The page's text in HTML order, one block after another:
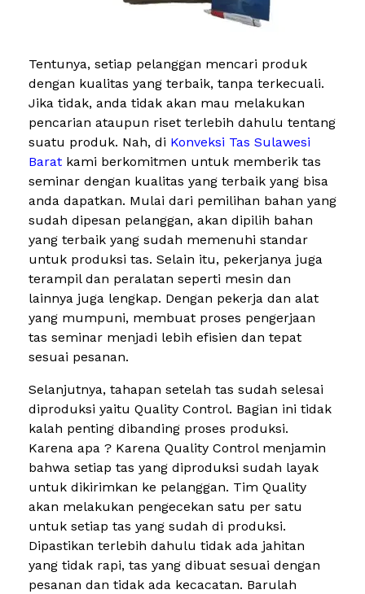
Tentunya, setiap pelanggan mencari produk
dengan kualitas yang terbaik, tanpa terkecuali.
Jika tidak, anda tidak akan mau melakukan
pencarian ataupun riset terlebih dahulu tentang
suatu produk. Nah, di Konveksi Tas Sulawesi
Barat kami berkomitmen untuk memberik tas
seminar dengan kualitas yang terbaik yang bisa
anda dapatkan. Mulai dari pemilihan bahan yang
sudah dipesan pelanggan, akan dipilih bahan
yang terbaik yang sudah memenuhi standar
untuk produksi tas. Selain itu, pekerjanya juga
terampil dan peralatan seperti mesin dan
lainnya juga lengkap. Dengan pekerja dan alat
yang mumpuni, membuat proses pengerjaan
tas seminar menjadi lebih efisien dan tepat
sesuai pesanan.
Selanjutnya, tahapan setelah tas sudah selesai
diproduksi yaitu Quality Control. Bagian ini tidak
kalah penting dibanding proses produksi.
Karena apa ? Karena Quality Control menjamin
bahwa setiap tas yang diproduksi sudah layak
untuk dikirimkan ke pelanggan. Tim Quality
akan melakukan pengecekan satu per satu
untuk setiap tas yang sudah di produksi.
Dipastikan terlebih dahulu tidak ada jahitan
yang tidak rapi, tas yang dibuat sesuai dengan
pesanan dan tidak ada kecacatan. Barulah